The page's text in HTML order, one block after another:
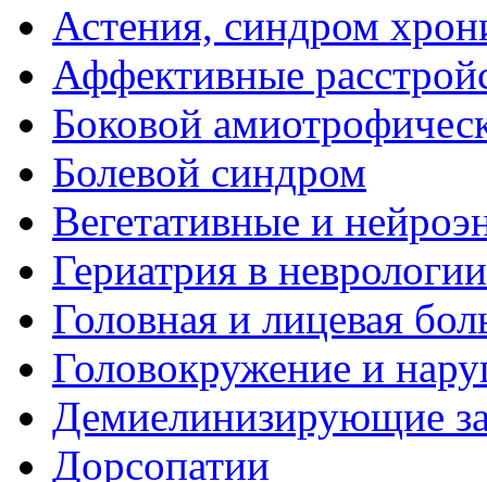
Астения, синдром
Аффективные
Боковой
Болевой синдром
Вегетативные и
Гериатрия в неврологии
Головная и лицевая
Головокружение и
Демиелинизирующие
Дорсопатии